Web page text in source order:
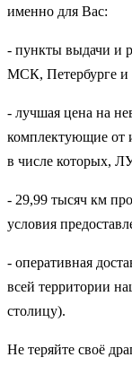
именно для Вас:
- пункты выдачи и
МСК, Петербурге
- лучшая цена на
комплектующие от
в числе которых,
- 29,99 тысяч км
условия
- оперативная
всей территории
столицу).
Не теряйте своё